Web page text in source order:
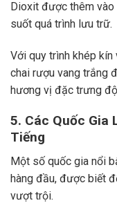
Dioxit được thêm
suốt quá trình lưu trữ.
Với quy trình khép
chai rượu vang trắng
hương vị đặc trưng
5. Các Quốc Gia
Tiếng
Một số quốc gia nổi
hàng đầu, được biết
vượt trội.